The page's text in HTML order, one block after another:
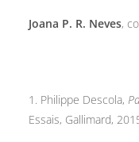
Joana P. R. Neves,
1. Philippe Descola,
Essais, Gallimard,